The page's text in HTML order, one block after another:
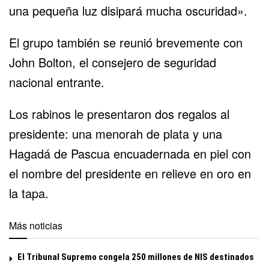
una pequeña luz disipará mucha oscuridad».
El grupo también se reunió brevemente con
John Bolton, el consejero de seguridad
nacional entrante.
Los rabinos le presentaron dos regalos al
presidente: una menorah de plata y una
Hagadá de Pascua encuadernada en piel con
el nombre del presidente en relieve en oro en
la tapa.
Más noticias
El Tribunal Supremo congela 250 millones de NIS destinados